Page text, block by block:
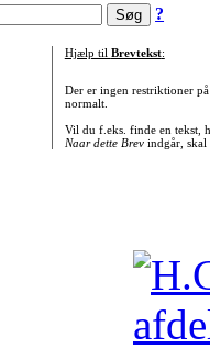
?
Hjælp til Brevtekst:
Der er ingen restriktioner
normalt.
Vil du f.eks. finde en tekst,
Naar dette Brevindgår, skal